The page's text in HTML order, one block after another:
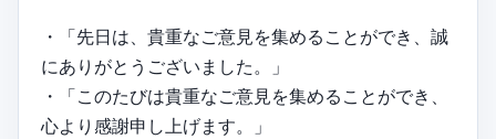
・「先日は、貴重なご意見を集めることができ、誠
にありがとうございました。」
・「このたびは貴重なご意見を集めることができ、
心より感謝申し上げます。」